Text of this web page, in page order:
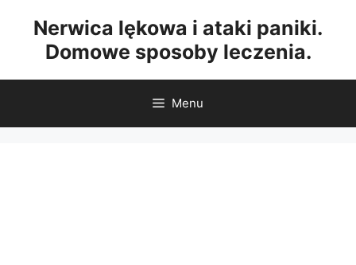
Nerwica lękowa i ataki paniki.
Domowe sposoby leczenia.
Menu